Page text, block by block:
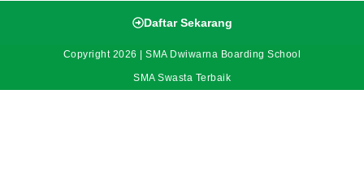
Daftar Sekarang
Copyright 2026 | SMA Dwiwarna Boarding School
SMA Swasta Terbaik